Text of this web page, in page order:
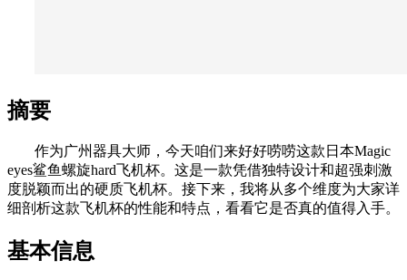
摘要
作为广州器具大师，今天咱们来好好唠唠这款日本Magic
eyes鲨鱼螺旋hard飞机杯。这是一款凭借独特设计和超强刺激
度脱颖而出的硬质飞机杯。接下来，我将从多个维度为大家详
细剖析这款飞机杯的性能和特点，看看它是否真的值得入手。
基本信息